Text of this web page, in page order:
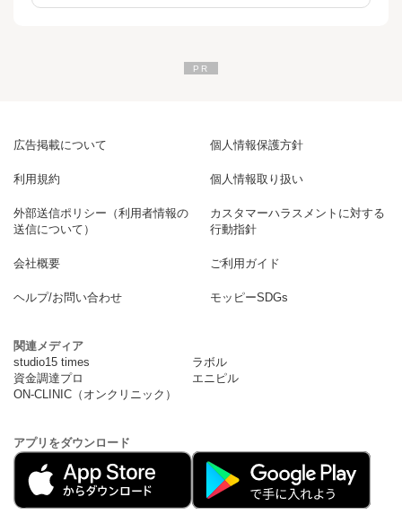
広告掲載について 個人情報保護方針
利用規約 個人情報取り扱い
外部送信ポリシー（利用者情報の
送信について）
カスタマーハラスメントに対する
行動指針
会社概要 ご利用ガイド
ヘルプ/お問い合わせ モッピーSDGs
関連メディア
studio15 times
ラボル
資金調達プロ
エニピル
ON-CLINIC（オンクリニック）
アプリをダウンロード